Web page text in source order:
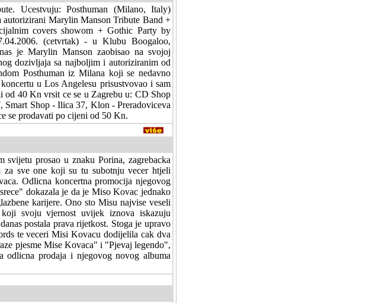
Ucestvuju: Posthuman (Milano, Italy)
Marylin Manson Tribute Band +
covers showom + Gothic Party by
(cetvrtak) - u Klubu Boogaloo,
je Marylin Manson zaobisao na svojoj
dozivljaja sa najboljim i autoriziranim od
Posthuman iz Milana koji se nedavno
u Los Angelesu prisustvovao i sam
od 40 Kn vrsit ce se u Zagrebu u: CD Shop
Shop - Ilica 37, Klon - Preradoviceva
se prodavati po cijeni od 50 Kn.
prosao u znaku Porina, zagrebacka
za sve one koji su tu subotnju vecer htjeli
Odlicna koncertna promocija njegovog
dokazala je da je Miso Kovac jednako
karijere. Ono sto Misu najvise veseli
svoju vjernost uvijek iznova iskazuju
postala prava rijetkost. Stoga je upravo
te veceri Misi Kovacu dodijelila cak dva
pjesme Mise Kovaca" i "Pjevaj legendo",
odlicna prodaja i njegovog novog albuma